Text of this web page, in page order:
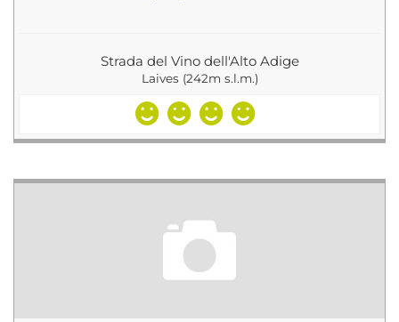
Strada del Vino dell'Alto Adige
Laives (242m s.l.m.)